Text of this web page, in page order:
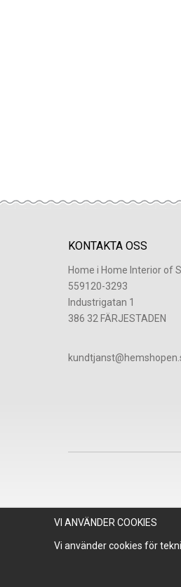
KONTAKTA OSS
Home i Home Interior of
559120-3293
Industrigatan 1
386 32 FÄRJESTADEN
VI ANVÄNDER COOKIES
Vi använder cookies för